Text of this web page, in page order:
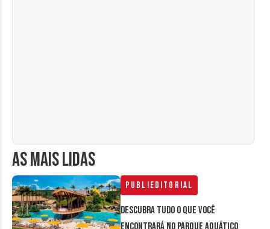
AS MAIS LIDAS
Publieditorial
Descubra tudo o que você
encontrará no parque aquático